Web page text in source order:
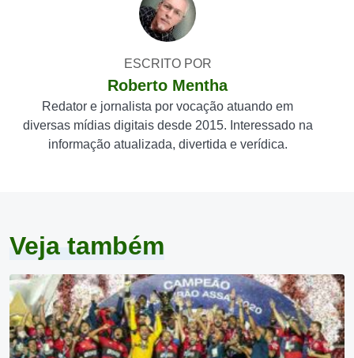
ESCRITO POR
Roberto Mentha
Redator e jornalista por vocação atuando em
diversas mídias digitais desde 2015. Interessado na
informação atualizada, divertida e verídica.
Veja também